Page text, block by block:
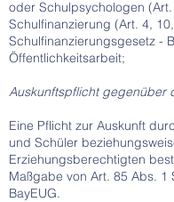
oder Schulpsychologen (Art.
Schulfinanzierung (Art. 4,
Schulfinanzierungsgesetz -
Öffentlichkeitsarbeit;
Auskunftspflicht gegenüber
Eine Pflicht zur Auskunft
und Schüler
Erziehungsberechtigten
Maßgabe von Art. 85 Abs. 1
BayEUG.